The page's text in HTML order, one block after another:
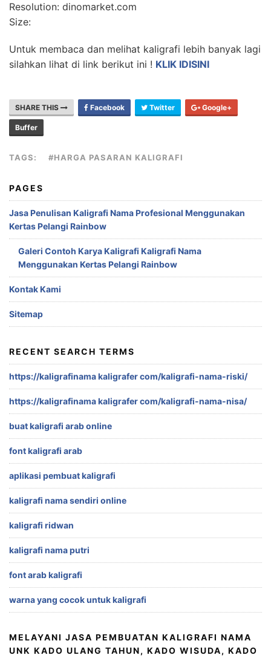
Resolution: dinomarket.com
Size:
Untuk membaca dan melihat kaligrafi lebih banyak lagi
silahkan lihat di link berikut ini ! KLIK IDISINI
SHARE THIS Facebook Twitter Google+
Buffer
TAGS: #HARGA PASARAN KALIGRAFI
PAGES
Jasa Penulisan Kaligrafi Nama Profesional Menggunakan
Kertas Pelangi Rainbow
Galeri Contoh Karya Kaligrafi Kaligrafi Nama
Menggunakan Kertas Pelangi Rainbow
Kontak Kami
Sitemap
RECENT SEARCH TERMS
https://kaligrafinama kaligrafer com/kaligrafi-nama-riski/
https://kaligrafinama kaligrafer com/kaligrafi-nama-nisa/
buat kaligrafi arab online
font kaligrafi arab
aplikasi pembuat kaligrafi
kaligrafi nama sendiri online
kaligrafi ridwan
kaligrafi nama putri
font arab kaligrafi
warna yang cocok untuk kaligrafi
MELAYANI JASA PEMBUATAN KALIGRAFI NAMA
UNK KADO ULANG TAHUN, KADO WISUDA, KADO